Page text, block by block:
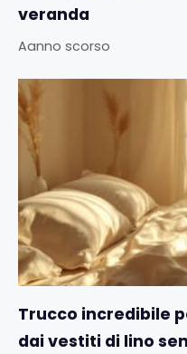
veranda
Aanno scorso
Trucco incredibile
dai vestiti di lino